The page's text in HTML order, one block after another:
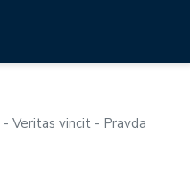
Veritas vincit - Pravda